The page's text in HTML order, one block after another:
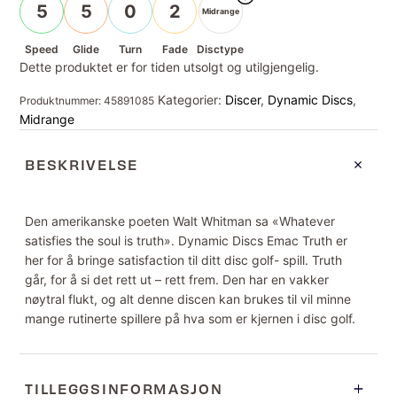
5
Speed
5
Glide
0
Turn
2
Fade
Midrange
Disctype
Dette produktet er for tiden utsolgt og utilgjengelig.
Produktnummer:45891085 Kategorier: Discer, Dynamic Discs,
Midrange
BESKRIVELSE
Den amerikanske poeten Walt Whitman sa «Whatever
satisfies the soul is truth». Dynamic Discs Emac Truth er
her for å bringe satisfaction til ditt disc golf- spill. Truth
går, for å si det rett ut – rett frem. Den har en vakker
nøytral flukt, og alt denne discen kan brukes til vil minne
mange rutinerte spillere på hva som er kjernen i disc golf.
TILLEGGSINFORMASJON